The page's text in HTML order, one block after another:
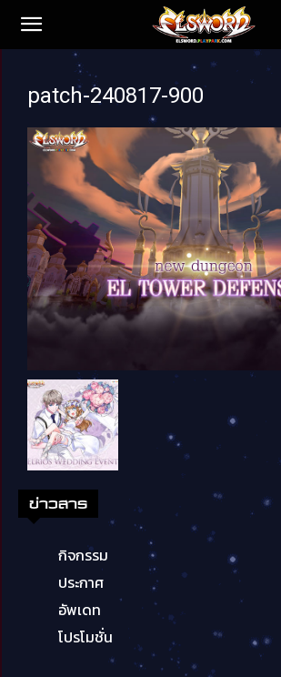
patch-240817-900
ข่าวสาร
กิจกรรม
ประกาศ
อัพเดท
โปรโมชั่น